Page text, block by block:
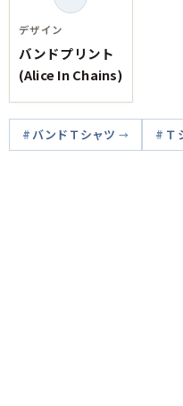
デザイン
バンドプリント
(Alice In Chains)
バンドＴシャツ Ｔ